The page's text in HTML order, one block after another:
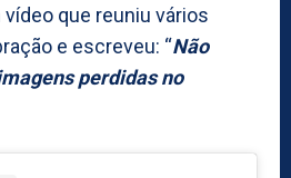
que reuniu vários
e escreveu: “Não
perdidas no